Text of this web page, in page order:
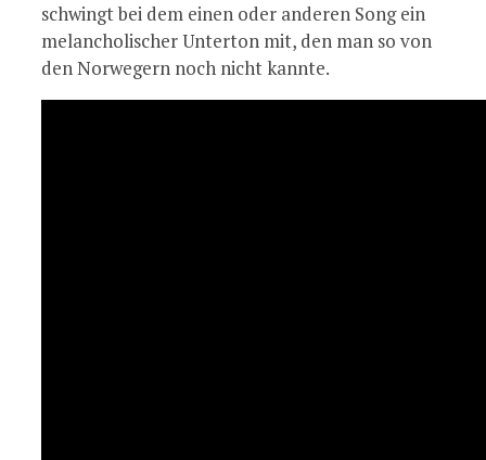
schwingt bei dem einen oder anderen Song ein
melancholischer Unterton mit, den man so von
den Norwegern noch nicht kannte.